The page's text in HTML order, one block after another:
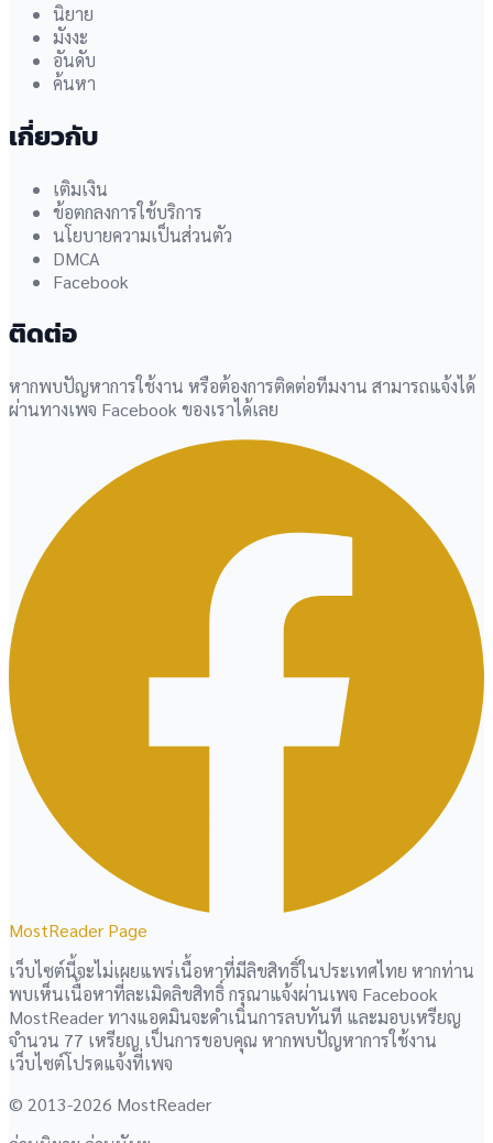
นิยาย
มังงะ
อันดับ
ค้นหา
เกี่ยวกับ
เติมเงิน
ข้อตกลงการใช้บริการ
นโยบายความเป็นส่วนตัว
DMCA
Facebook
ติดต่อ
หากพบปัญหาการใช้งาน หรือต้องการติดต่อทีมงาน สามารถแจ้งได้
ผ่านทางเพจ Facebook ของเราได้เลย
MostReader Page
เว็บไซต์นี้จะไม่เผยแพร่เนื้อหาที่มีลิขสิทธิ์ในประเทศไทย หากท่าน
พบเห็นเนื้อหาที่ละเมิดลิขสิทธิ์ กรุณาแจ้งผ่านเพจ Facebook
MostReader ทางแอดมินจะดำเนินการลบทันที และมอบเหรียญ
จำนวน 77 เหรียญ เป็นการขอบคุณ หากพบปัญหาการใช้งาน
เว็บไซต์โปรดแจ้งที่เพจ
© 2013-2026 MostReader